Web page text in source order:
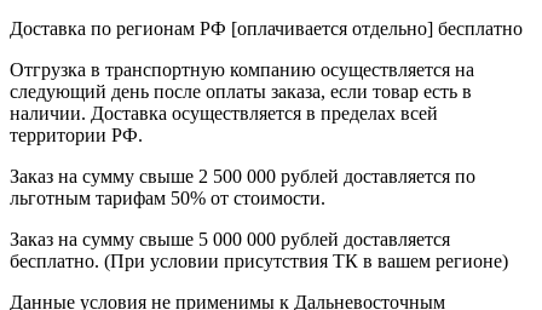
Доставка по регионам РФ [оплачивается отдельно] бесплатно
Отгрузка в транспортную компанию осуществляется на
следующий день после оплаты заказа, если товар есть в
наличии. Доставка осуществляется в пределах всей
территории РФ.
Заказ на сумму свыше 2 500 000 рублей доставляется по
льготным тарифам 50% от стоимости.
Заказ на сумму свыше 5 000 000 рублей доставляется
бесплатно. (При условии присутствия ТК в вашем регионе)
Данные условия не применимы к Дальневосточным